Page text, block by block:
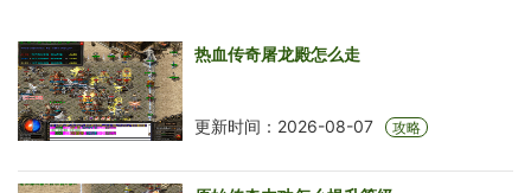
热血传奇屠龙殿怎么走
更新时间：2026-08-07 攻略